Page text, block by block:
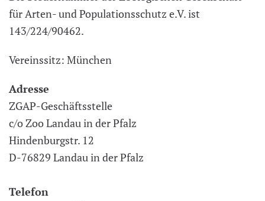
für Arten- und Populationsschutz e.V. ist
143/224/90462.
Vereinssitz: München
Adresse
ZGAP-Geschäftsstelle
c/o Zoo Landau in der Pfalz
Hindenburgstr. 12
D-76829 Landau in der Pfalz
Telefon